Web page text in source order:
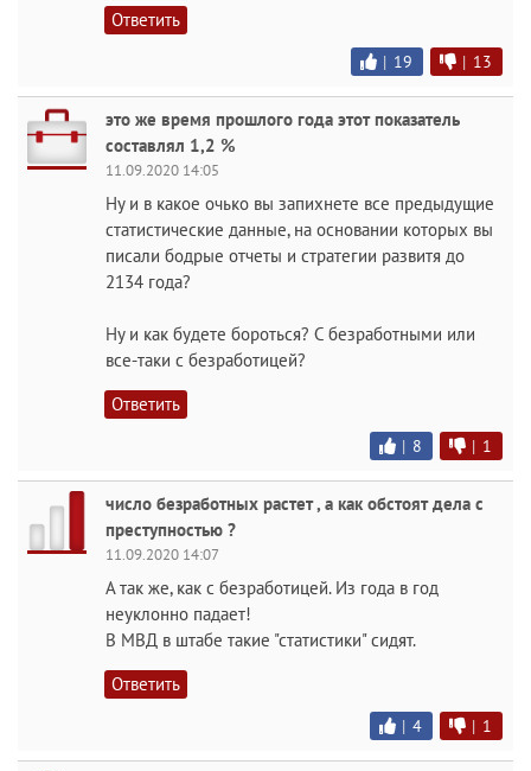
Ответить
| 19 | 13
это же время прошлого года этот показатель
составлял 1,2 %
11.09.2020 14:05
Ну и в какое очько вы запихнете все предыдущие
статистические данные, на основании которых вы
писали бодрые отчеты и стратегии развитя до
2134 года?
Ну и как будете бороться? С безработными или
все-таки с безработицей?
Ответить
| 8 | 1
число безработных растет , а как обстоят дела с
преступностью ?
11.09.2020 14:07
А так же, как с безработицей. Из года в год
неуклонно падает!
В МВД в штабе такие "статистики" сидят.
Ответить
| 4 | 1